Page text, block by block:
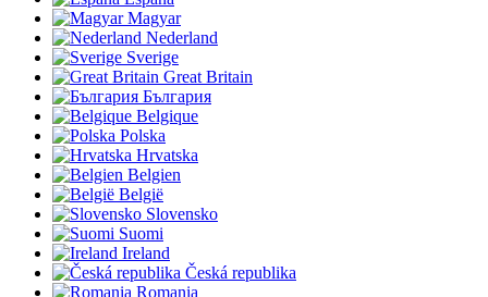
Magyar
Nederland
Sverige
Great Britain
България
Belgique
Polska
Hrvatska
Belgien
België
Slovensko
Suomi
Ireland
Česká republika
Romania